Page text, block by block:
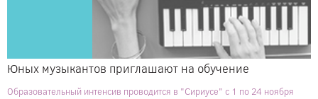
Юных музыкантов приглашают на обучение
Образовательный интенсив проводится в "Сириусе" с 1 по 24 ноября